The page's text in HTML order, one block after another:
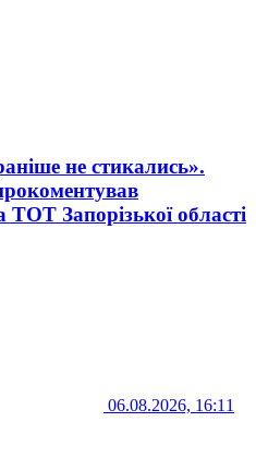
не стикались».
Запорізької області
06.08.2026, 16:11